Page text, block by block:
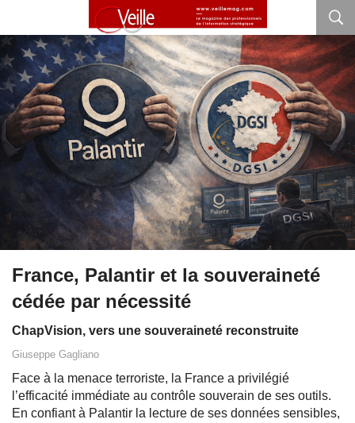
France, Palantir et la souveraineté
cédée par nécessité
ChapVision, vers une souveraineté reconstruite
Giuseppe Gagliano
Face à la menace terroriste, la France a privilégié
l’efficacité immédiate au contrôle souverain de ses outils.
En confiant à Palantir la lecture de ses données sensibles,